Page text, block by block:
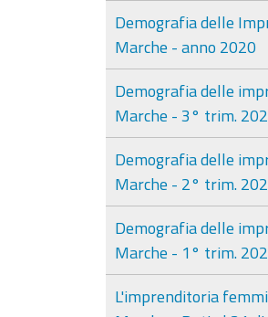
Demografia delle
Marche - anno 2020
Demografia delle
Marche - 3° trim.
Demografia delle
Marche - 2° trim.
Demografia delle
Marche - 1° trim.
L'imprenditoria